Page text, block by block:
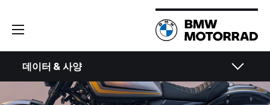
데이터 & 사양